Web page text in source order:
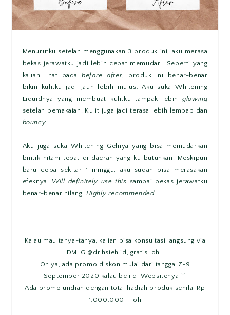
Menurutku setelah menggunakan 3 produk ini, aku merasa
bekas jerawatku jadi lebih cepat memudar. Seperti yang
kalian lihat padabefore after, produk ini benar-benar
bikin kulitku jadi jauh lebih mulus. Aku suka Whitening
Liquidnya yang membuat kulitku tampak lebihglowing
setelah pemakaian. Kulit juga jadi terasa lebih lembab dan
bouncy.
Aku juga suka Whitening Gelnya yang bisa memudarkan
bintik hitam tepat di daerah yang ku butuhkan. Meskipun
baru coba sekitar 1 minggu, aku sudah bisa merasakan
efeknya. Will definitely use this sampai bekas jerawatku
benar-benar hilang. Highly recommended!
---------
Kalau mau tanya-tanya, kalian bisa konsultasi langsung via
DM IG @dr.hsieh.id, gratis loh !
Oh ya, ada promo diskon mulai dari tanggal 7-9
September 2020 kalau beli di Websitenya ^^
Ada promo undian dengan total hadiah produk senilai Rp
1.000.000,- loh